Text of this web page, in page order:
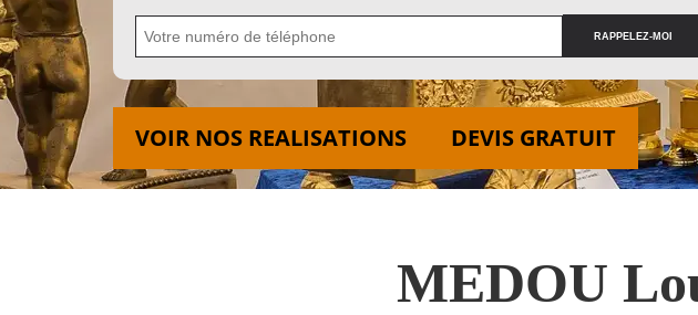
VOIR NOS REALISATIONS DEVIS GRATUIT
MEDOU